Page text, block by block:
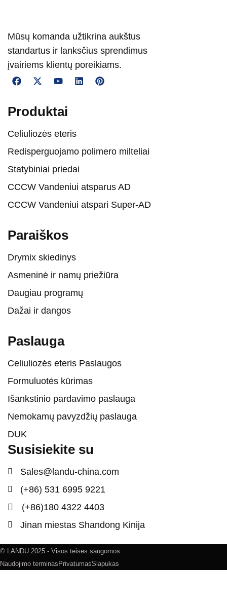
Mūsų komanda užtikrina aukštus
standartus ir lanksčius sprendimus
įvairiems klientų poreikiams.
Produktai
Celiuliozės eteris
Redisperguojamo polimero milteliai
Statybiniai priedai
CCCW Vandeniui atsparus AD
CCCW Vandeniui atspari Super-AD
Paraiškos
Drymix skiedinys
Asmeninė ir namų priežiūra
Daugiau programų
Dažai ir dangos
Paslauga
Celiuliozės eteris Paslaugos
Formuluotės kūrimas
Išankstinio pardavimo paslauga
Nemokamų pavyzdžių paslauga
DUK
Susisiekite su
Sales@landu-china.com
(+86) 531 6995 9221
(+86)180 4322 4403
Jinan miestas Shandong Kinija
© LANDU 2025 - Visos teisės saugomos
Naudojimo terminas PrivatumasSlapukas